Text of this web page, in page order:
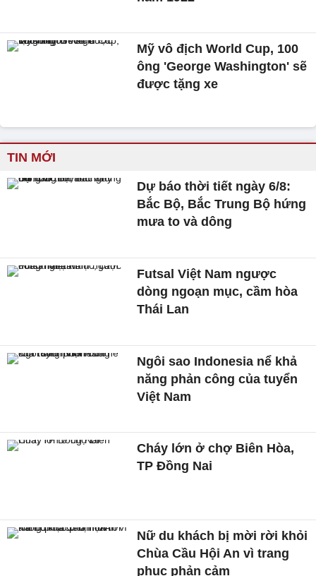
Mỹ vô địch World Cup, 100
ông 'George Washington' sẽ
được tặng xe
TIN MỚI
Dự báo thời tiết ngày 6/8:
Bắc Bộ, Bắc Trung Bộ hứng
mưa to và dông
Futsal Việt Nam ngược
dòng ngoạn mục, cầm hòa
Thái Lan
Ngôi sao Indonesia nể khả
năng phản công của tuyển
Việt Nam
Cháy lớn ở chợ Biên Hòa,
TP Đồng Nai
Nữ du khách bị mời rời khỏi
Chùa Cầu Hội An vì trang
phục phản cảm